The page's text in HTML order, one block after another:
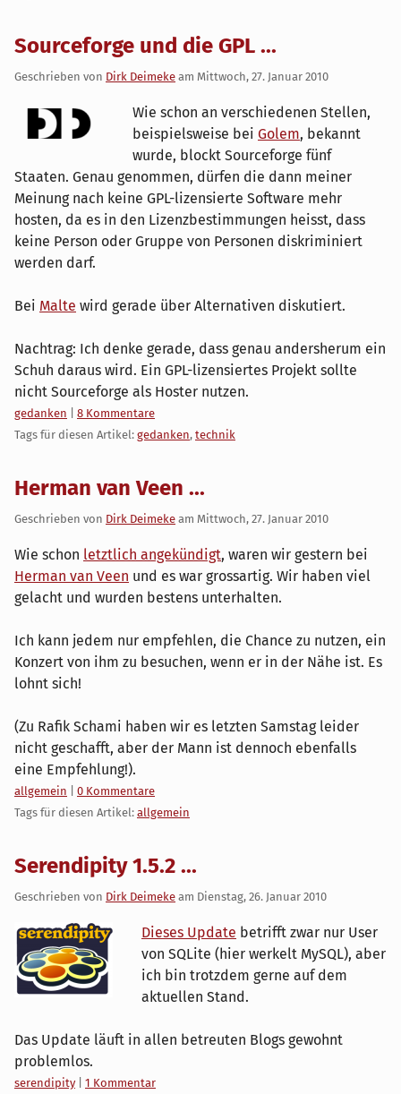
Sourceforge und die GPL ...
Geschrieben von Dirk Deimeke am Mittwoch, 27. Januar 2010
Wie schon an verschiedenen Stellen,
beispielsweise bei Golem, bekannt
wurde, blockt Sourceforge fünf
Staaten. Genau genommen, dürfen die dann meiner
Meinung nach keine GPL-lizensierte Software mehr
hosten, da es in den Lizenzbestimmungen heisst, dass
keine Person oder Gruppe von Personen diskriminiert
werden darf.
Bei Malte wird gerade über Alternativen diskutiert.
Nachtrag: Ich denke gerade, dass genau andersherum ein
Schuh daraus wird. Ein GPL-lizensiertes Projekt sollte
nicht Sourceforge als Hoster nutzen.
Kategorien:
gedanken
8 Kommentare
Tags für diesen Artikel: gedanken, technik
Herman van Veen ...
Geschrieben von Dirk Deimeke am Mittwoch, 27. Januar 2010
Wie schon letztlich angekündigt, waren wir gestern bei
Herman van Veen und es war grossartig. Wir haben viel
gelacht und wurden bestens unterhalten.
Ich kann jedem nur empfehlen, die Chance zu nutzen, ein
Konzert von ihm zu besuchen, wenn er in der Nähe ist. Es
lohnt sich!
(Zu Rafik Schami haben wir es letzten Samstag leider
nicht geschafft, aber der Mann ist dennoch ebenfalls
eine Empfehlung!).
Kategorien:
allgemein
0 Kommentare
Tags für diesen Artikel: allgemein
Serendipity 1.5.2 ...
Geschrieben von Dirk Deimeke am Dienstag, 26. Januar 2010
Dieses Update betrifft zwar nur User
von SQLite (hier werkelt MySQL), aber
ich bin trotzdem gerne auf dem
aktuellen Stand.
Das Update läuft in allen betreuten Blogs gewohnt
problemlos.
Kategorien:
serendipity| 1 Kommentar